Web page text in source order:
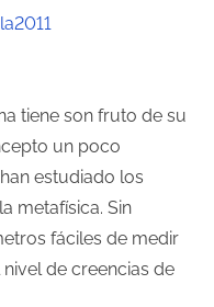
tiene son fruto de su
un poco
estudiado los
metafísica. Sin
fáciles de medir
de creencias de